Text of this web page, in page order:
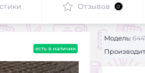
Отзывов 0
есть в наличии
Модель: